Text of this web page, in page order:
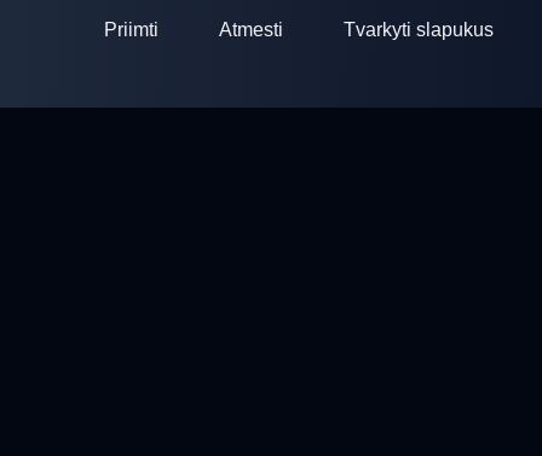
Priimti Atmesti Tvarkyti slapukus